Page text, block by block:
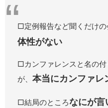
□定例報告など聞くだけ
体性がない
□カンファレンスと名の
が、 本当にカンファレ
□結局のところなにが言